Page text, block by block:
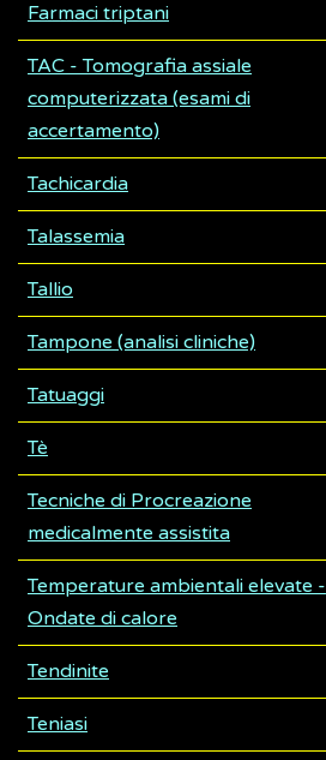
Farmaci triptani
TAC - Tomografia assiale
computerizzata (esami di
accertamento)
Tachicardia
Talassemia
Tallio
Tampone (analisi cliniche)
Tatuaggi
Tè
Tecniche di Procreazione
medicalmente assistita
Temperature ambientali elevate -
Ondate di calore
Tendinite
Teniasi